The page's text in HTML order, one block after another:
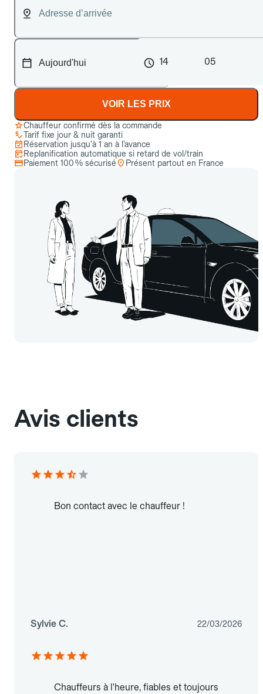
14 05
VOIR LES PRIX
Chauffeur confirmé dès la commande
Tarif fixe jour & nuit garanti
Réservation jusqu’à 1 an à l’avance
Replanification automatique si retard de vol/train
Paiement 100 % sécurisé
Présent partout en France
Avis clients
Bon contact avec le chauffeur !
Sylvie C. 22/03/2026
Chauffeurs à l'heure, fiables et toujours